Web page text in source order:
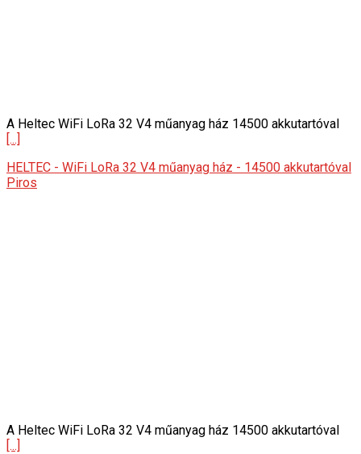
A Heltec WiFi LoRa 32 V4 műanyag ház 14500 akkutartóval
[...]
HELTEC - WiFi LoRa 32 V4 műanyag ház - 14500 akkutartóval
Piros
A Heltec WiFi LoRa 32 V4 műanyag ház 14500 akkutartóval
[...]